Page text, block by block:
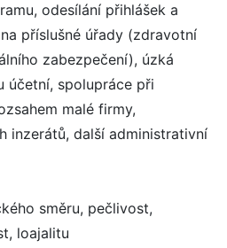
odesílání přihlášek a
příslušné úřady (zdravotní
zabezpečení), úzká
účetní, spolupráce při
malé firmy,
inzerátů, další administrativní
směru, pečlivost,
loajalitu